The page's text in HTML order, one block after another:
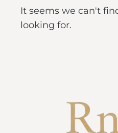
It seems we can't
looking for.